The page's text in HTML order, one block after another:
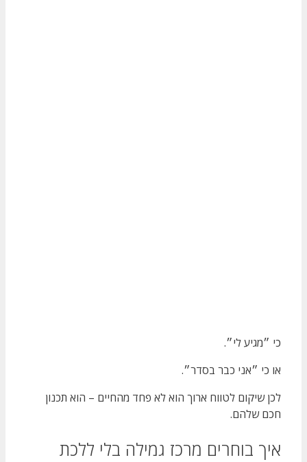
כי ״מגיע לי״.
או כי ״אני כבר בסדר״.
לכן שיקום לטווח ארוך הוא לא פחד מהחיים – הוא תכנון
חכם שלהם.
איך בוחרים מרכז גמילה בלי ללכת